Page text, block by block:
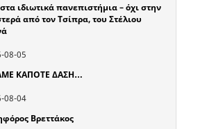
ιδιωτικά πανεπιστήμια – όχι στην
από τον Τσίπρα, του Στέλιου
08-05
ΚΑΠΟΤΕ ΔΑΣΗ…
08-04
Βρεττάκος